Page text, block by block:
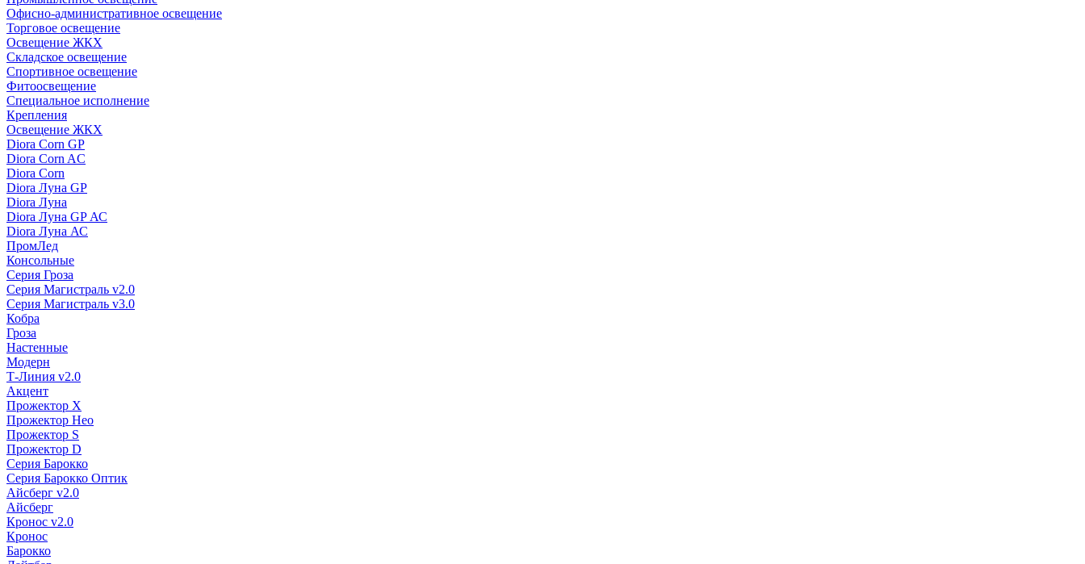
Офисно-административное освещение
Торговое освещение
Освещение ЖКХ
Складское освещение
Спортивное освещение
Фитоосвещение
Специальное исполнение
Крепления
Освещение ЖКХ
Diora Corn GP
Diora Corn AC
Diora Corn
Diora Луна GP
Diora Луна
Diora Луна GP АС
Diora Луна АС
ПромЛед
Консольные
Серия Гроза
Серия Магистраль v2.0
Серия Магистраль v3.0
Кобра
Гроза
Настенные
Модерн
Т-Линия v2.0
Акцент
Прожектор X
Прожектор Нео
Прожектор S
Прожектор D
Серия Барокко
Серия Барокко Оптик
Айсберг v2.0
Айсберг
Кронос v2.0
Кронос
Барокко